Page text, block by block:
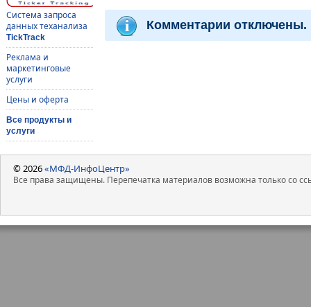
Система запроса
данных теханализа
TickTrack
Реклама и
маркетинговые
услуги
Цены и оферта
Все продукты и
услуги
Комментарии отключены.
© 2026«МФД-ИнфоЦентр»
Все права защищены. Перепечатка материалов возможна только со